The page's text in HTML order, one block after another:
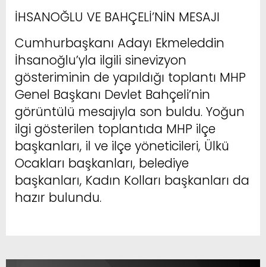
İHSANOĞLU VE BAHÇELİ’NİN MESAJI
Cumhurbaşkanı Adayı Ekmeleddin
İhsanoğlu’yla ilgili sinevizyon
gösteriminin de yapıldığı toplantı MHP
Genel Başkanı Devlet Bahçeli’nin
görüntülü mesajıyla son buldu. Yoğun
ilgi gösterilen toplantıda MHP ilçe
başkanları, il ve ilçe yöneticileri, Ülkü
Ocakları başkanları, belediye
başkanları, Kadın Kolları başkanları da
hazır bulundu.